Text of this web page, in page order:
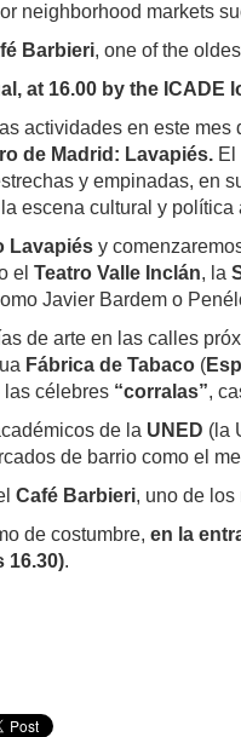
neighborhood markets
Barbieri, one of the
at 16.00 by the
actividades en este mes
de Madrid: Lavapiés. El
y empinadas, en
escena cultural y
Lavapiés y
el Teatro Valle Inclán, la
Javier Bardem o
de arte en las calles
Fábrica de Tabaco (
las célebres “corralas”,
de la UNED (la
de barrio como el
Café Barbieri, uno de
de costumbre, en la
16.30).